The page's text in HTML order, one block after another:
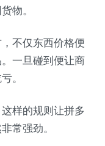
物。
不仅东西价格便
一旦碰到便让商
。
样的规则让拼多
常强劲。